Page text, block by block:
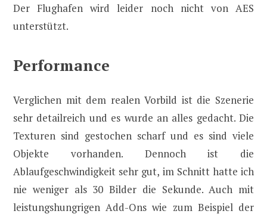
Der Flughafen wird leider noch nicht von AES
unterstützt.
Performance
Verglichen mit dem realen Vorbild ist die Szenerie
sehr detailreich und es wurde an alles gedacht. Die
Texturen sind gestochen scharf und es sind viele
Objekte vorhanden. Dennoch ist die
Ablaufgeschwindigkeit sehr gut, im Schnitt hatte ich
nie weniger als 30 Bilder die Sekunde. Auch mit
leistungshungrigen Add-Ons wie zum Beispiel der